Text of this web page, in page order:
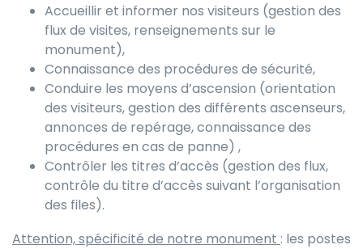
Accueillir et informer nos visiteurs (gestion des
flux de visites, renseignements sur le
monument),
Connaissance des procédures de sécurité,
Conduire les moyens d’ascension (orientation
des visiteurs, gestion des différents ascenseurs,
annonces de repérage, connaissance des
procédures en cas de panne) ,
Contrôler les titres d’accès (gestion des flux,
contrôle du titre d’accès suivant l’organisation
des files).
Attention, spécificité de notre monument : les postes